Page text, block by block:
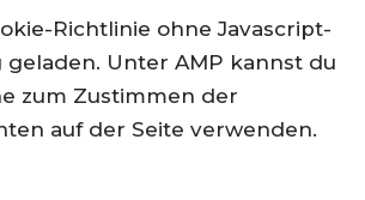
Richtlinie ohne Javascript-
Unter AMP kannst du
zum Zustimmen der
auf der Seite verwenden.